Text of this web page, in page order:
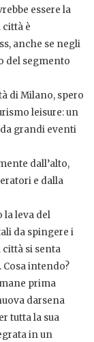
essere la
città è
anche se negli
del segmento
di Milano, spero
leisure: un
grandi eventi
dall’alto,
e dalla
la leva del
da spingere i
città si senta
Cosa intendo?
prima
darsena
tutta la sua
in un